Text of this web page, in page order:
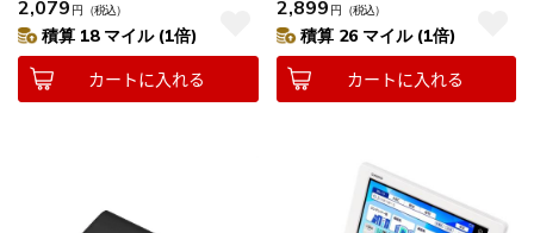
2,079 円 （税込）
積算 18 マイル (1倍)
カートに入れる
2,899 円 （税込）
積算 26 マイル (1倍)
カートに入れる